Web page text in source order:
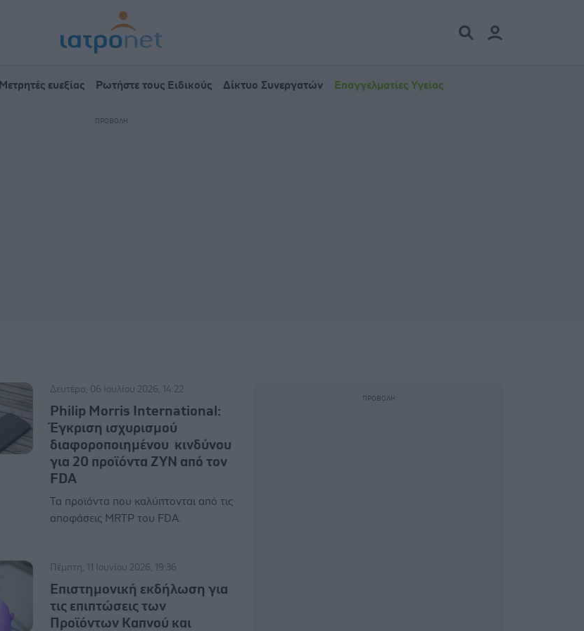
Μετρητές ευεξίας Ρωτήστε τους Ειδικούς Δίκτυο Συνεργατών Επαγγελματίες Υγείας
Δευτέρα, 06 Ιουλίου 2026, 14:22
Philip Morris International:
Έγκριση ισχυρισμού
διαφοροποιημένου κινδύνου
για 20 προϊόντα ZYN από τον
FDA
Τα προϊόντα που καλύπτονται από τις
αποφάσεις MRTP του FDA.
Πέμπτη, 11 Ιουνίου 2026, 19:36
Επιστημονική εκδήλωση για
τις επιπτώσεις των
Προϊόντων Καπνού και